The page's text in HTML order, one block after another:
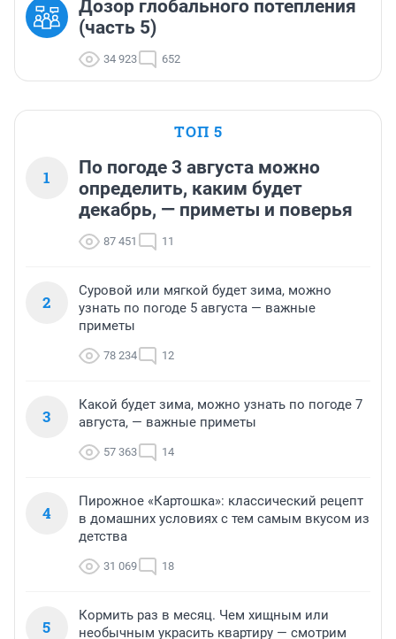
Дозор глобального потепления
(часть 5)
34 923 652
ТОП 5
1
По погоде 3 августа можно
определить, каким будет
декабрь, — приметы и поверья
87 451 11
2
Суровой или мягкой будет зима, можно
узнать по погоде 5 августа — важные
приметы
78 234 12
3
Какой будет зима, можно узнать по погоде 7
августа, — важные приметы
57 363 14
4
Пирожное «Картошка»: классический рецепт
в домашних условиях с тем самым вкусом из
детства
31 069 18
5
Кормить раз в месяц. Чем хищным или
необычным украсить квартиру — смотрим